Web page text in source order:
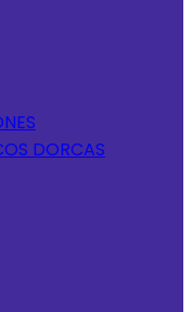
DORCAS